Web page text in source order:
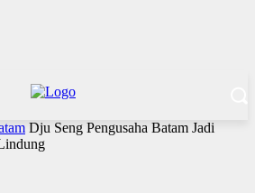
Dju Seng Pengusaha Batam Jadi